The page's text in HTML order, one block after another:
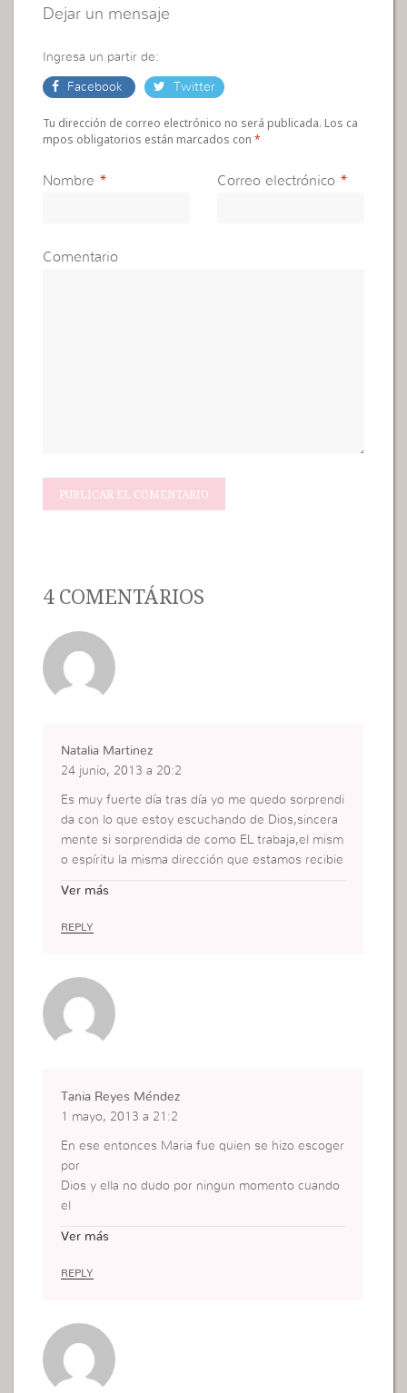
Dejar un mensaje
Ingresa un partir de:
Facebook Twitter
Tu dirección de correo electrónico no será publicada. Los ca
mpos obligatorios están marcados con*
Nombre * Correo electrónico *
Comentario
4 COMENTÁRIOS
Natalia Martinez
24 junio, 2013 a 20:2
Es muy fuerte día tras día yo me quedo sorprendi
da con lo que estoy escuchando de Dios,sincera
mente si sorprendida de como EL trabaja,el mism
o espíritu la misma dirección que estamos recibie
fuerte
Ver más
REPLY
Tania Reyes Méndez
1 mayo, 2013 a 21:2
En ese entonces Maria fue quien se hizo escoger
por
Dios y ella no dudo por ningun momento cuando
el
a unica
manera de de tener nuestra Salvacion .Pero tene
mos que
buscarlo todos los dias para asi no dar chanse al
Ver más
REPLY